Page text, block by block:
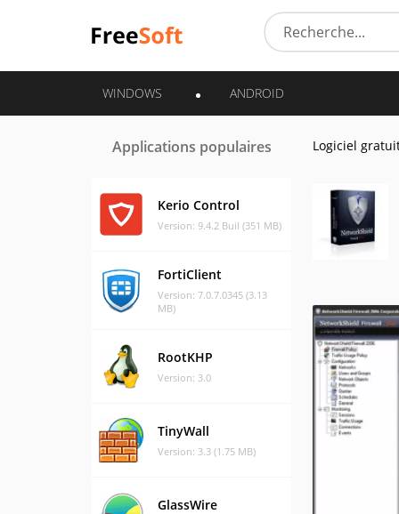
WINDOWS ANDROID
Applications populaires
Kerio Control
Version: 9.4.2 Buil (351 MB)
FortiClient
Version: 7.0.7.0345 (3.13
MB)
RootKHP
Version: 3.0
TinyWall
Version: 3.3 (1.75 MB)
GlassWire
Logiciel